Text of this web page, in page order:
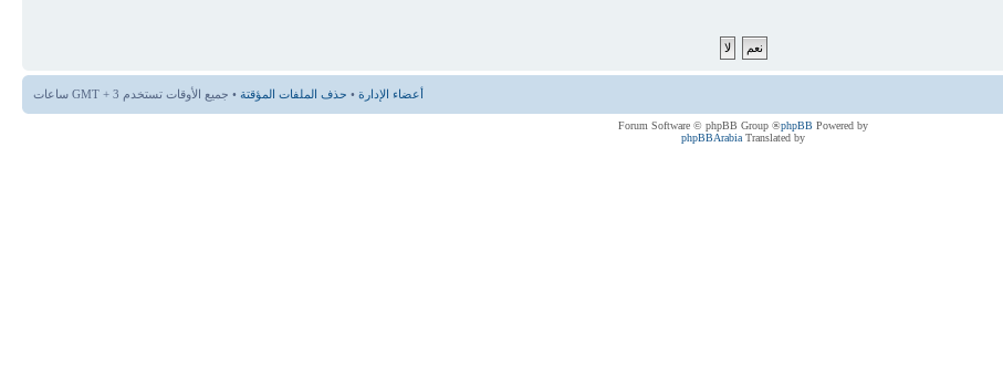
أعضاء الإدارة • حذف الملفات المؤقتة • جميع الأوقات تستخدم GMT + 3 ساعات
Powered by
phpBB
® Forum Software © phpBB Group
Translated by
phpBBArabia